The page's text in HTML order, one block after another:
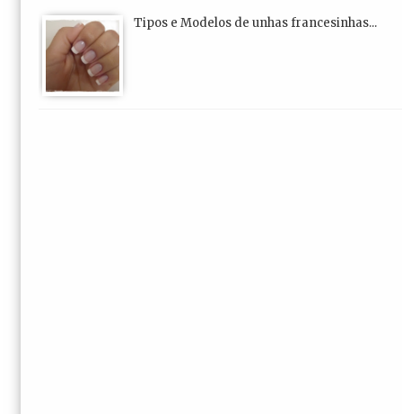
Tipos e Modelos de unhas francesinhas...